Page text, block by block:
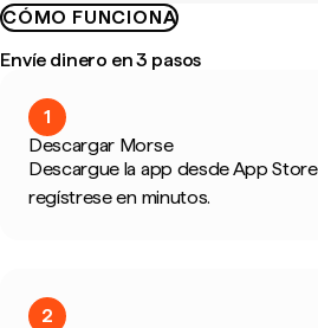
CÓMO FUNCIONA
Envíe dinero en 3 pasos
1
Descargar Morse
Descargue la app desde App
regístrese en minutos.
2